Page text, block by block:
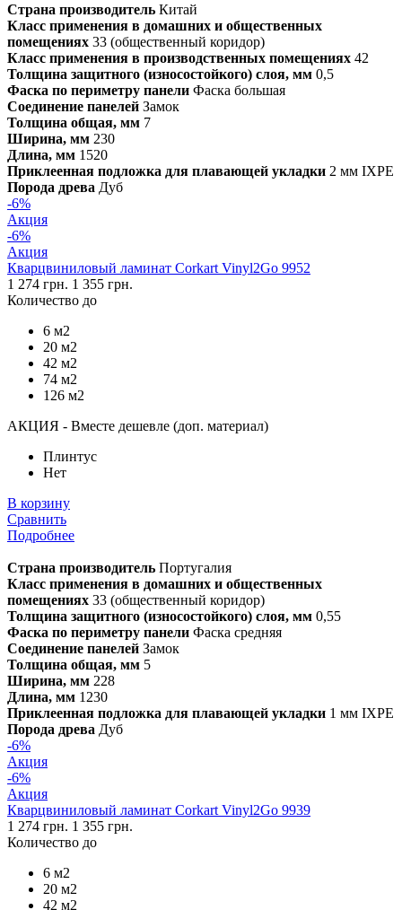
Страна производитель Китай
Класс применения в домашних и общественных
помещениях 33 (общественный коридор)
Класс применения в производственных помещениях 42
Толщина защитного (износостойкого) слоя, мм 0,5
Фаска по периметру панели Фаска большая
Соединение панелей Замок
Толщина общая, мм 7
Ширина, мм 230
Длина, мм 1520
Приклеенная подложка для плавающей укладки 2 мм IXPE
Порода древа Дуб
-6%
Акция
-6%
Акция
Кварцвиниловый ламинат Corkart Vinyl2Go 9952
1 274 грн. 1 355 грн.
Количество до
6 м2
20 м2
42 м2
74 м2
126 м2
АКЦИЯ - Вместе дешевле (доп. материал)
Плинтус
Нет
В корзину
Сравнить
Подробнее
Страна производитель Португалия
Класс применения в домашних и общественных
помещениях 33 (общественный коридор)
Толщина защитного (износостойкого) слоя, мм 0,55
Фаска по периметру панели Фаска средняя
Соединение панелей Замок
Толщина общая, мм 5
Ширина, мм 228
Длина, мм 1230
Приклеенная подложка для плавающей укладки 1 мм IXPE
Порода древа Дуб
-6%
Акция
-6%
Акция
Кварцвиниловый ламинат Corkart Vinyl2Go 9939
1 274 грн. 1 355 грн.
Количество до
6 м2
20 м2
42 м2